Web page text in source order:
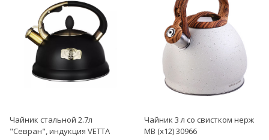
Чайник стальной 2.7л
"Севран", индукция VETTA
Чайник 3 л со свистком нерж
MB (х12) 30966